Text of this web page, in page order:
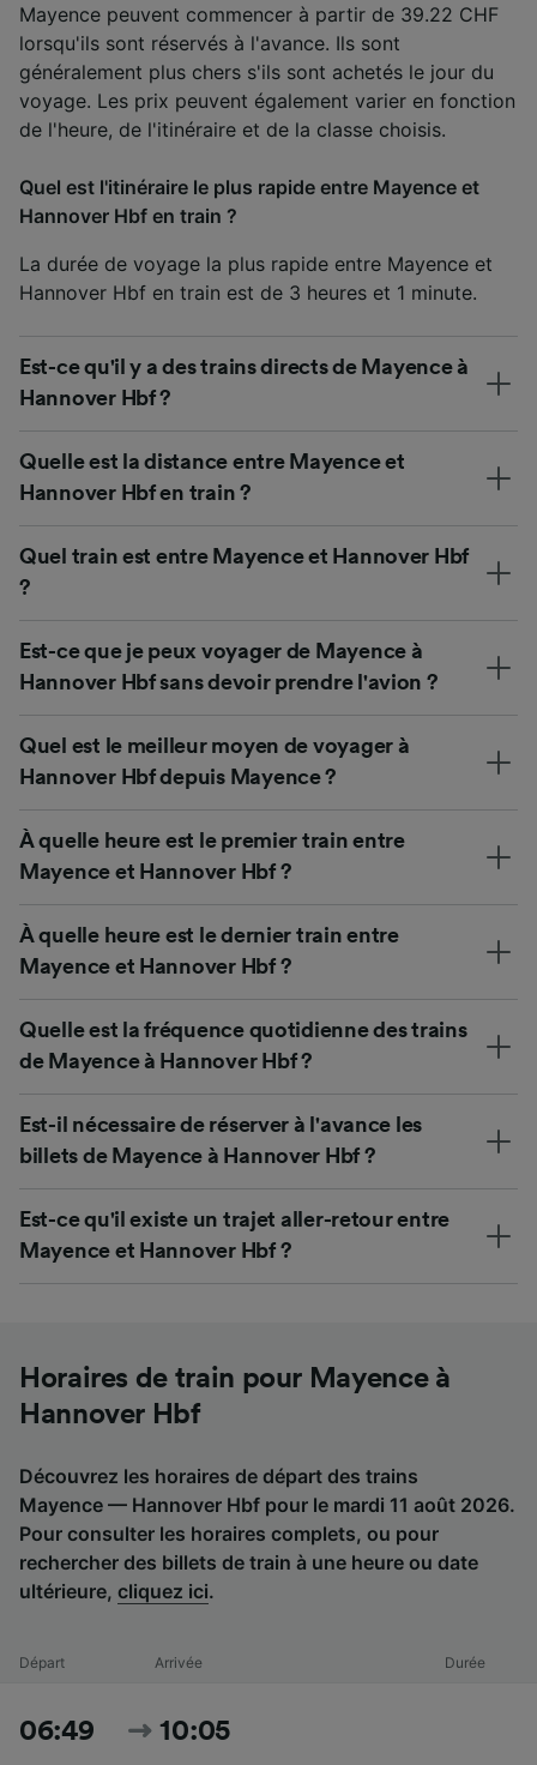
Mayence peuvent commencer à partir de 39.22 CHF
lorsqu'ils sont réservés à l'avance. Ils sont
généralement plus chers s'ils sont achetés le jour du
voyage. Les prix peuvent également varier en fonction
de l'heure, de l'itinéraire et de la classe choisis.
Quel est l'itinéraire le plus rapide entre Mayence et
Hannover Hbf en train ?
La durée de voyage la plus rapide entre Mayence et
Hannover Hbf en train est de 3 heures et 1 minute.
Est-ce qu'il y a des trains directs de Mayence à
Hannover Hbf ?
Quelle est la distance entre Mayence et
Hannover Hbf en train ?
Quel train est entre Mayence et Hannover Hbf
?
Est-ce que je peux voyager de Mayence à
Hannover Hbf sans devoir prendre l'avion ?
Quel est le meilleur moyen de voyager à
Hannover Hbf depuis Mayence ?
À quelle heure est le premier train entre
Mayence et Hannover Hbf ?
À quelle heure est le dernier train entre
Mayence et Hannover Hbf ?
Quelle est la fréquence quotidienne des trains
de Mayence à Hannover Hbf ?
Est-il nécessaire de réserver à l'avance les
billets de Mayence à Hannover Hbf ?
Est-ce qu'il existe un trajet aller-retour entre
Mayence et Hannover Hbf ?
Horaires de train pour Mayence à
Hannover Hbf
Découvrez les horaires de départ des trains
Mayence — Hannover Hbf pour le mardi 11 août 2026.
Pour consulter les horaires complets, ou pour
rechercher des billets de train à une heure ou date
ultérieure, cliquez ici.
Départ Arrivée Durée
06:49 10:05